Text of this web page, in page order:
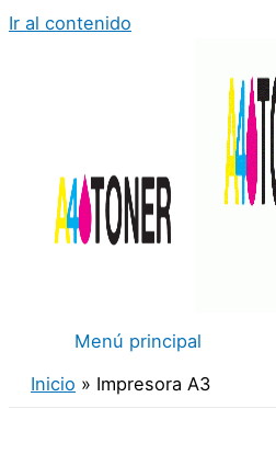
Ir al contenido
Menú principal
Inicio
Impresora A3